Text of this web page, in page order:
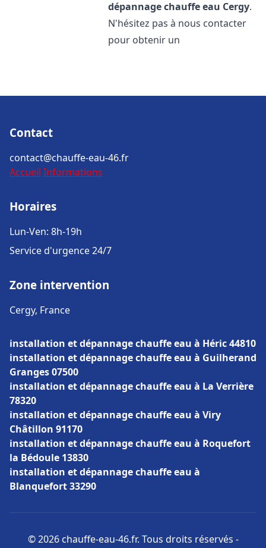
dépannage chauffe eau Cergy.
N'hésitez pas à nous contacter
pour obtenir un
Contact
contact@chauffe-eau-46.fr
Accueil Informations
Horaires
Lun-Ven: 8h-19h
Service d'urgence 24/7
Zone intervention
Cergy, France
installation et dépannage chauffe eau à Héric 44810
installation et dépannage chauffe eau à Guilherand
Granges 07500
installation et dépannage chauffe eau à La Verrière
78320
installation et dépannage chauffe eau à Viry
Châtillon 91170
installation et dépannage chauffe eau à Roquefort
la Bédoule 13830
installation et dépannage chauffe eau à
Blanquefort 33290
© 2026 chauffe-eau-46.fr. Tous droits réservés -